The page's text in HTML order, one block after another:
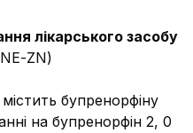
лікарського засобу
ZN)
бупренорфіну
на бупренорфін 2, 0